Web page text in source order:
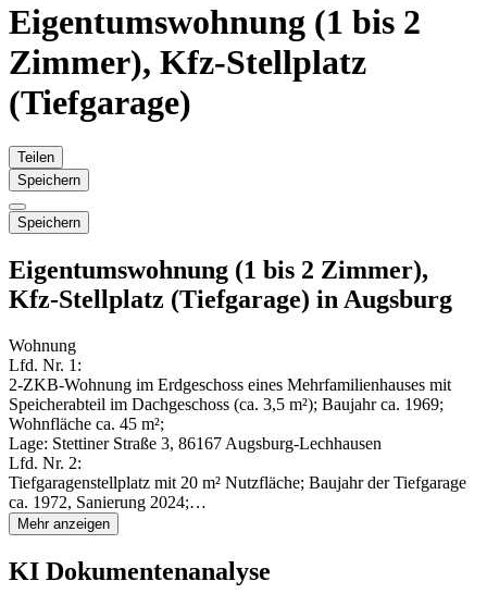
Eigentumswohnung (1 bis 2
Zimmer), Kfz-Stellplatz
(Tiefgarage)
Teilen
Speichern
Speichern
Eigentumswohnung (1 bis 2 Zimmer),
Kfz-Stellplatz (Tiefgarage) in Augsburg
Wohnung
Lfd. Nr. 1:
2-ZKB-Wohnung im Erdgeschoss eines Mehrfamilienhauses mit
Speicherabteil im Dachgeschoss (ca. 3,5 m²); Baujahr ca. 1969;
Wohnfläche ca. 45 m²;
Lage: Stettiner Straße 3, 86167 Augsburg-Lechhausen
Lfd. Nr. 2:
Tiefgaragenstellplatz mit 20 m² Nutzfläche; Baujahr der Tiefgarage
ca. 1972, Sanierung 2024;…
Mehr anzeigen
KI Dokumentenanalyse